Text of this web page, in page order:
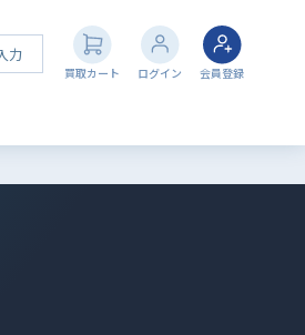
買取カート ログイン 会員登録